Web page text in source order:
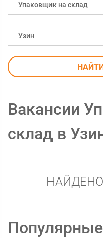
Упаковщик на склад
Узин
Вакансии
склад в